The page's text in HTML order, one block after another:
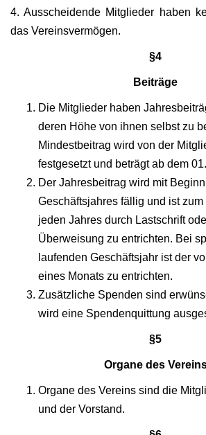
4. Ausscheidende Mitglieder haben
das Vereinsvermögen.
§4
Beiträge
Die Mitglieder haben
deren Höhe von ihnen selbst zu
Mindestbeitrag wird von der
festgesetzt und beträgt ab dem
Der Jahresbeitrag wird mit
Geschäftsjahres fällig und ist
jeden Jahres durch Lastschrift
Überweisung zu entrichten. Bei
laufenden Geschäftsjahr ist der
eines Monats zu entrichten.
Zusätzliche Spenden sind
wird eine Spendenquittung
§5
Organe des
Organe des Vereins sind die
und der Vorstand.